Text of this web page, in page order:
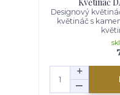
Designový
květináč s